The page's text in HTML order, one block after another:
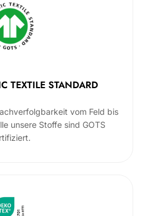
TEXTILE STANDARD
vom Feld bis
unsere Stoffe sind GOTS